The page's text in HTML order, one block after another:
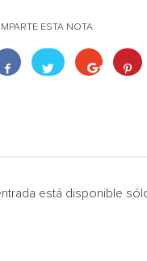
ESTA NOTA
está disponible